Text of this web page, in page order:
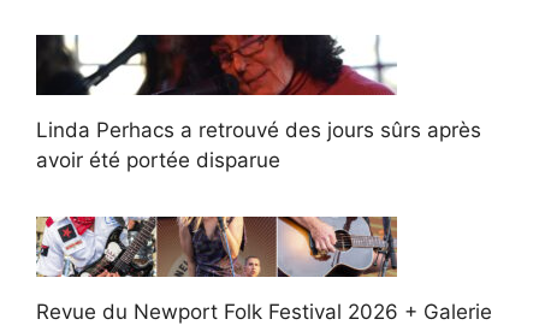
Linda Perhacs a retrouvé des jours sûrs après
avoir été portée disparue
Revue du Newport Folk Festival 2026 + Galerie